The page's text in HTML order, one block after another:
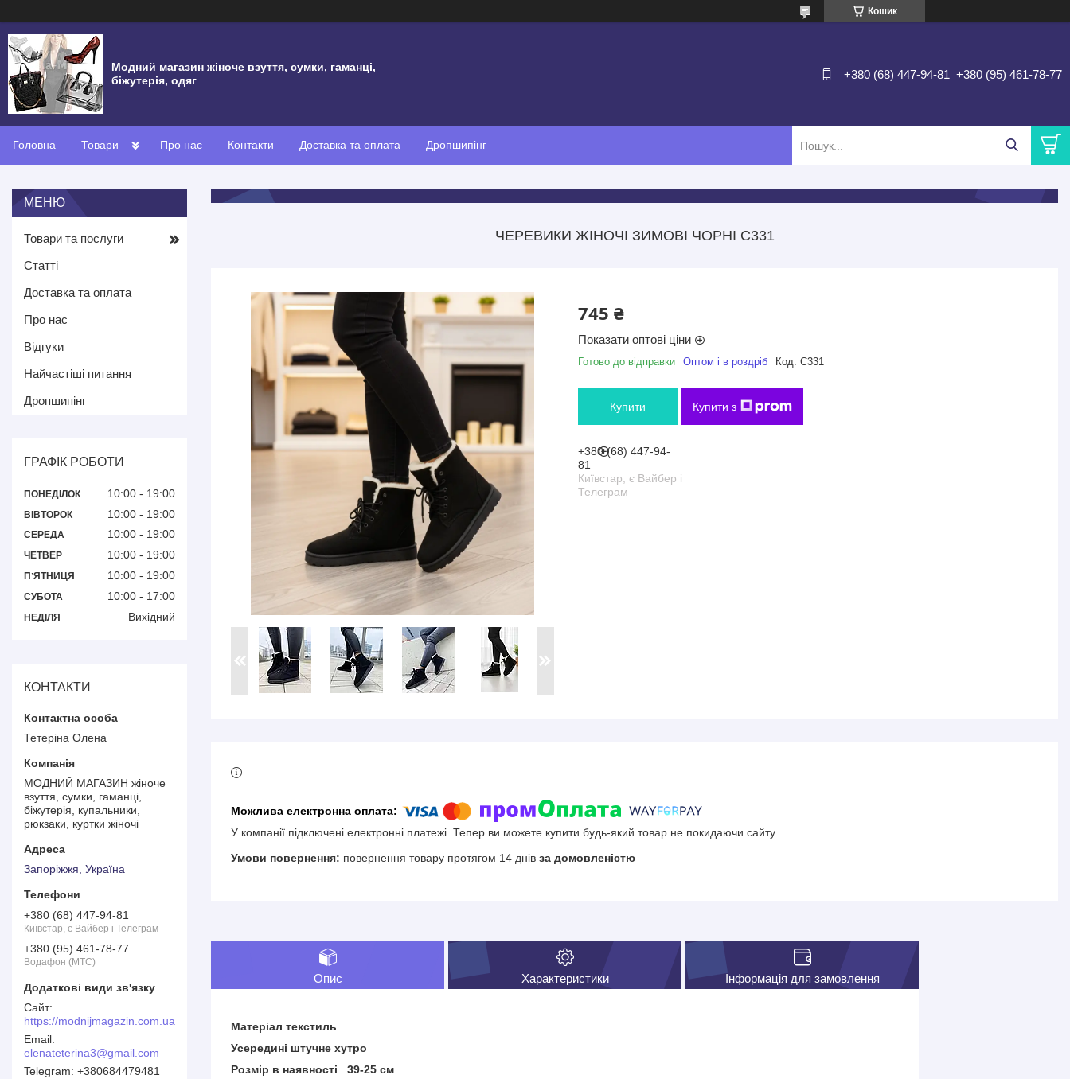
Кошик
Модний магазин жіноче взуття, сумки, гаманці,
біжутерія, одяг
+380 (68) 447-94-81 +380 (95) 461-78-77
Головна Товари Про нас Контакти Доставка та оплата Дропшипінг
ЧЕРЕВИКИ ЖІНОЧІ ЗИМОВІ ЧОРНІ С331
745 ₴
Показати оптові ціни
Готово до відправки Оптом і в роздріб Код: С331
Купити Купити з
+380 (68) 447-94-
81
Київстар, є Вайбер і
Телеграм
У компанії підключені електронні платежі. Тепер ви можете купити будь-який товар не покидаючи сайту.
повернення товару протягом 14 днів за домовленістю
Опис Характеристики Інформація для замовлення
Матеріал текстиль
Усередині штучне хутро
Розмір в наявності 39-25 см
Товари та послуги
Статті
Доставка та оплата
Про нас
Відгуки
Найчастіші питання
Дропшипінг
ГРАФІК РОБОТИ
ПОНЕДІЛОК 10:00 19:00
ВІВТОРОК 10:00 19:00
СЕРЕДА 10:00 19:00
ЧЕТВЕР 10:00 19:00
ПʼЯТНИЦЯ 10:00 19:00
СУБОТА 10:00 17:00
НЕДІЛЯ Вихідний
КОНТАКТИ
Тетеріна Олена
МОДНИЙ МАГАЗИН жіноче
взуття, сумки, гаманці,
біжутерія, купальники,
рюкзаки, куртки жіночі
Запоріжжя, Україна
+380 (68) 447-94-81
Київстар, є Вайбер і Телеграм
+380 (95) 461-78-77
Водафон (МТС)
https://modnijmagazin.com.ua
elenateterina3@gmail.com
+380684479481